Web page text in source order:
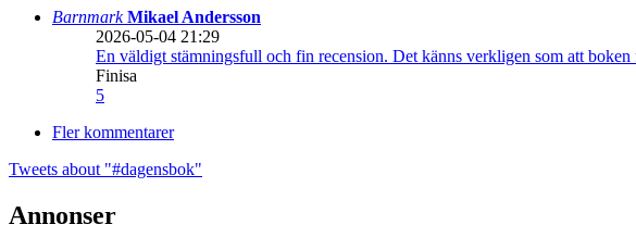
BarnmarkMikael Andersson
2026-05-04 21:29
En väldigt stämningsfull och fin recension. Det känns verkligen som att
Finisa
5
Fler kommentarer
Tweets about "#dagensbok"
Annonser